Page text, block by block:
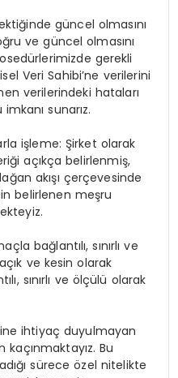
güncel olmasını
ve güncel olmasını
gerekli
Veri Sahibi’ne verilerini
verilerindeki hataları
sunarız.
işleme: Şirket olarak
açıkça belirlenmiş,
akışı çerçevesinde
belirlenen meşru
bağlantılı, sınırlı ve
ve kesin olarak
sınırlı ve ölçülü olarak
ihtiyaç duyulmayan
Bu
sürece özel nitelikte